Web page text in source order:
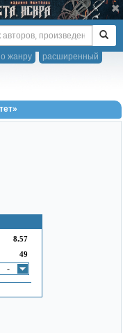
расширенный
жанру
8.57
49
-